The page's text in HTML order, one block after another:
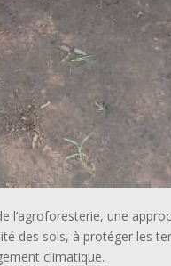
une
des sols, à protéger les
climatique.